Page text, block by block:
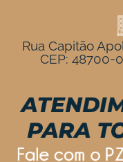
Rua Capitão
CEP: 48700-